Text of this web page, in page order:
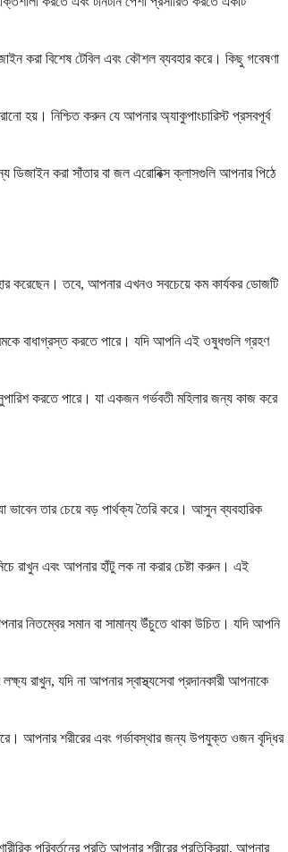
করা বিশেষ টেবিল এবং কৌশল ব্যবহার করে। কিছু গবেষণা
হয়। নিশ্চিত করুন যে আপনার অ্যাকুপাংচারিস্ট প্রসবপূর্ব
করা সাঁতার বা জল এরোবিক্স ক্লাসগুলি আপনার পিঠে
করেছেন। তবে, আপনার এখনও সবচেয়ে কম কার্যকর ডোজটি
বাধাগ্রস্ত করতে পারে। যদি আপনি এই ওষুধগুলি গ্রহণ
করতে পারে। যা একজন গর্ভবতী মহিলার জন্য কাজ করে
তার চেয়ে বড় পার্থক্য তৈরি করে। আসুন ব্যবহারিক
রাখুন এবং আপনার হাঁটু লক না করার চেষ্টা করুন। এই
নিতম্বের সমান বা সামান্য উঁচুতে থাকা উচিত। যদি আপনি
রাখুন, যদি না আপনার স্বাস্থ্যসেবা প্রদানকারী আপনাকে
আপনার শরীরের এবং গর্ভাবস্থার জন্য উপযুক্ত ওজন বৃদ্ধির
পরিবর্তনের প্রতি আপনার শরীরের প্রতিক্রিয়া, আপনার